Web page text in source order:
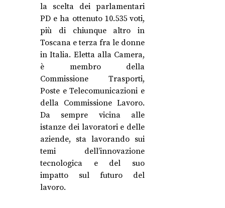
la scelta dei parlamentari
PD e ha ottenuto 10.535 voti,
più di chiunque altro in
Toscana e terza fra le donne
in Italia. Eletta alla Camera,
è membro della
Commissione Trasporti,
Poste e Telecomunicazioni e
della Commissione Lavoro.
Da sempre vicina alle
istanze dei lavoratori e delle
aziende, sta lavorando sui
temi dell’innovazione
tecnologica e del suo
impatto sul futuro del
lavoro.